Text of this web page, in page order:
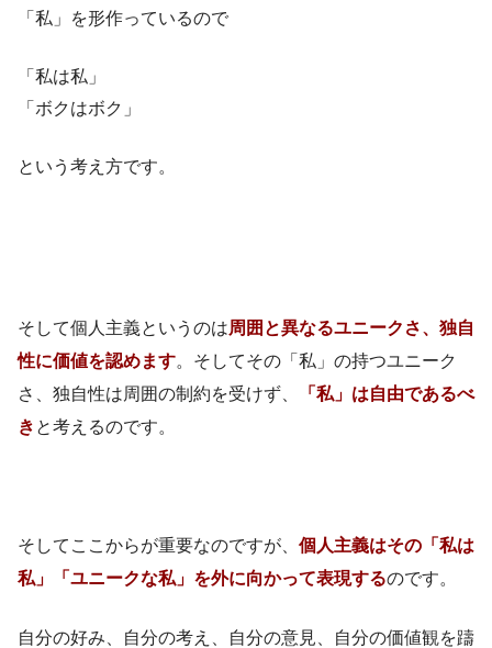
「私」を形作っているので
「私は私」
「ボクはボク」
という考え方です。
そして個人主義というのは周囲と異なるユニークさ、独自
性に価値を認めます。そしてその「私」の持つユニーク
さ、独自性は周囲の制約を受けず、
「私」は自由であるべ
き と考えるのです。
そしてここからが重要なのですが、 個人主義はその「私は
私」「ユニークな私」を外に向かって表現するのです。
自分の好み、自分の考え、自分の意見、自分の価値観を躊